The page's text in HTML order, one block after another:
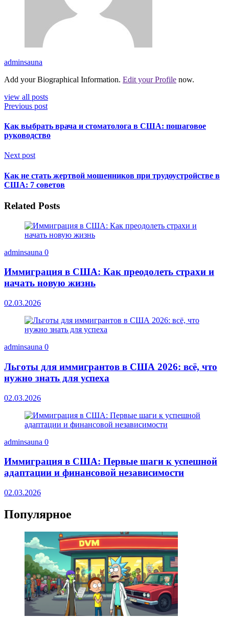
adminsauna
Add your Biographical Information. Edit your Profile now.
view all posts
Previous post
Как выбрать врача и стоматолога в США: пошаговое
руководство
Next post
Как не стать жертвой мошенников при трудоустройстве в
США: 7 советов
Related Posts
adminsauna 0
Иммиграция в США: Как преодолеть страхи и
начать новую жизнь
02.03.2026
adminsauna 0
Льготы для иммигрантов в США 2026: всё, что
нужно знать для успеха
02.03.2026
adminsauna 0
Иммиграция в США: Первые шаги к успешной
адаптации и финансовой независимости
02.03.2026
Популярное